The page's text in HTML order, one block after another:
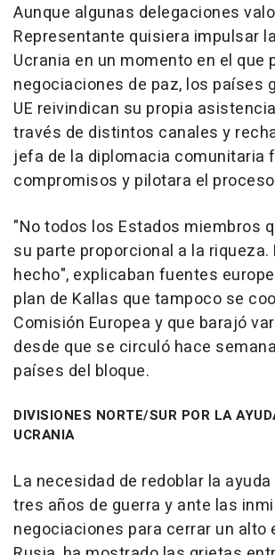
Aunque algunas delegaciones
Representante quisiera impulsar
Ucrania en un momento en el que
negociaciones de paz, los países
UE reivindican su propia
través de distintos canales y
jefa de la diplomacia comunitaria
compromisos y pilotara el
"No todos los Estados miembros
su parte proporcional a la riqueza.
hecho", explicaban fuentes
plan de Kallas que tampoco se
Comisión Europea y que barajó
desde que se circuló hace
países del bloque.
DIVISIONES NORTE/SUR POR LA
UCRANIA
La necesidad de redoblar la
tres años de guerra y ante las
negociaciones para cerrar un alto